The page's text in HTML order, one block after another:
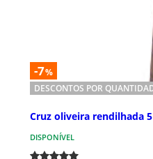
-7%
DESCONTOS POR
Cruz oliveira rendilhada
DISPONÍVEL